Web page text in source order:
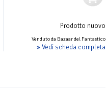
Prodotto nuovo
Venduto da Bazaar del Fantastico
» Vedi scheda completa